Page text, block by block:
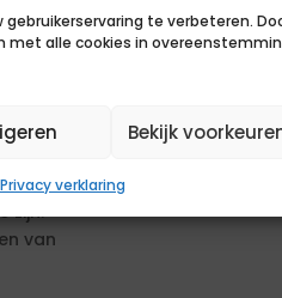
te verbeteren.
met alle cookies in
Bekijk
Privacy verklaring
zijn.
van